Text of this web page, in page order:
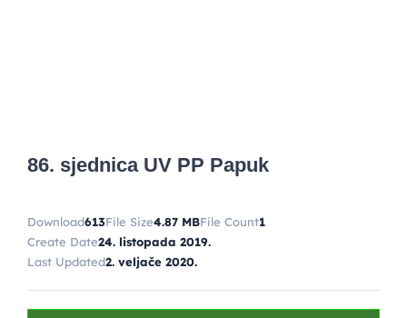
86. sjednica UV PP Papuk
Download613File Size4.87 MBFile Count1
Create Date24. listopada 2019.
Last Updated2. veljače 2020.